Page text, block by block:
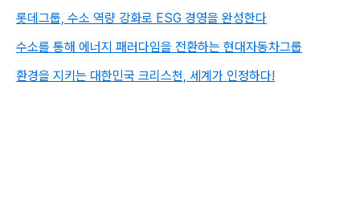
롯데그룹, 수소 역량 강화로 ESG 경영을 완성한다
수소를 통해 에너지 패러다임을 전환하는 현대자동차그룹
환경을 지키는 대한민국 크리스천, 세계가 인정하다!